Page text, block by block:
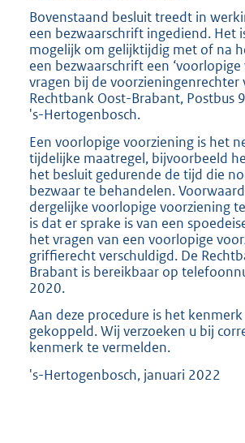
Bovenstaand besluit treedt in
een bezwaarschrift ingediend. Het
mogelijk om gelijktijdig met of na
een bezwaarschrift een ‘voorlopige
vragen bij de voorzieningenrechter
Rechtbank Oost-Brabant, Postbus
's-Hertogenbosch.
Een voorlopige voorziening is het
tijdelijke maatregel, bijvoorbeeld
het besluit gedurende de tijd die
bezwaar te behandelen.
dergelijke voorlopige voorziening
is dat er sprake is van een
het vragen van een voorlopige
griffierecht verschuldigd. De
Brabant is bereikbaar op
2020.
Aan deze procedure is het
gekoppeld. Wij verzoeken u bij
kenmerk te vermelden.
's-Hertogenbosch, januari 2022